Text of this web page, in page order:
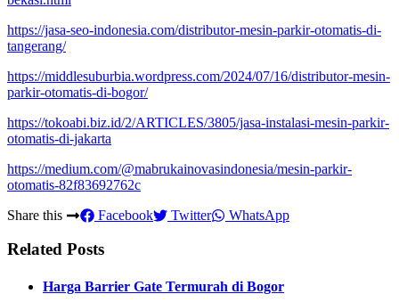
https://jasa-seo-indonesia.com/distributor-mesin-parkir-otomatis-di-
tangerang/
https://middlesuburbia.wordpress.com/2024/07/16/distributor-mesin-
parkir-otomatis-di-bogor/
https://tokoabi.biz.id/2/ARTICLES/3805/jasa-instalasi-mesin-parkir-
otomatis-di-jakarta
https://medium.com/@mabrukainovasindonesia/mesin-parkir-
otomatis-82f83692762c
Share this
Facebook Twitter WhatsApp
Related Posts
Harga Barrier Gate Termurah di Bogor